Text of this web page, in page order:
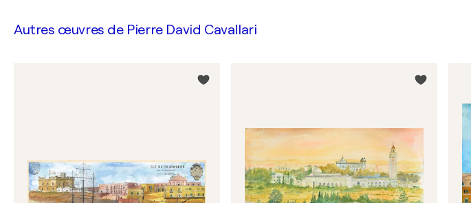
Autres œuvres de Pierre David Cavallari